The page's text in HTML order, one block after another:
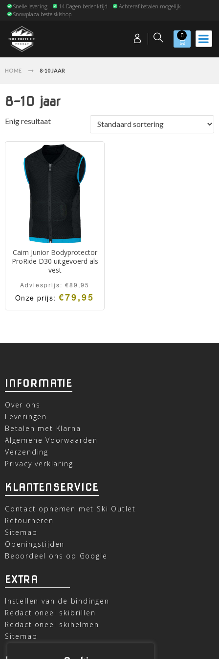
Snelle levering 14 Dagen bedenktijd
Achteraf betalen mogelijk
Snowplaza beste skishop
0
HOME 8-10 JAAR
8-10 jaar
Enig resultaat
Cairn Junior Bodyprotector
ProRide D30 uitgevoerd als
vest
Adviesprijs: €89,95
Onze prijs: €79,95
INFORMATIE
Over ons
Leveringen
Betalen met Klarna
Algemene Voorwaarden
Verzending
Privacy verklaring
KLANTENSERVICE
Contact opnemen met Ski Outlet
Retourneren
Sitemap
Openingstijden
Beoordeel ons op Google
EXTRA
Instellen van de bindingen
Redactioneel skibrillen
Redactioneel skihelmen
Sitemap